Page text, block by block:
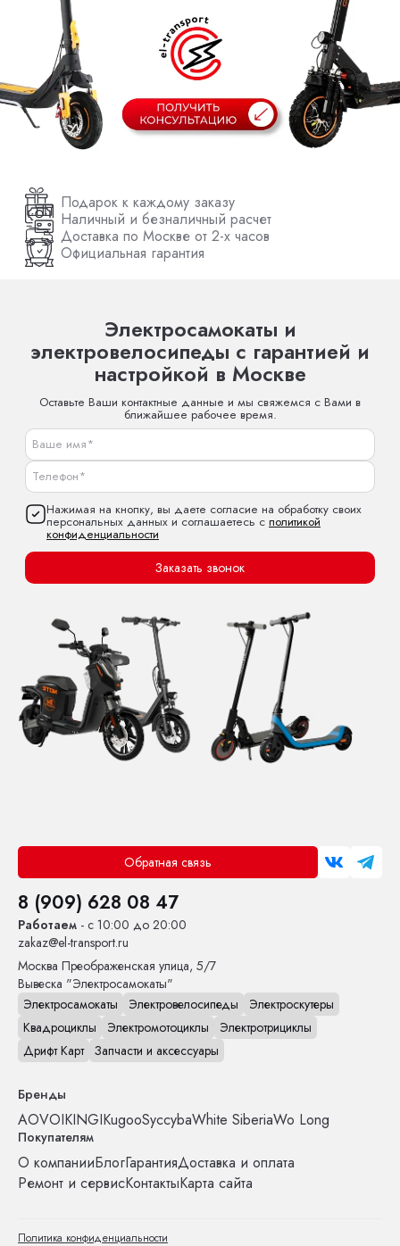
Подарок к каждому заказу
Наличный и безналичный расчет
Доставка по Москве от 2-х часов
Официальная гарантия
Электросамокаты и
электровелосипеды с гарантией и
настройкой в Москве
Оставьте Ваши контактные данные и мы свяжемся с Вами в
ближайшее рабочее время.
Нажимая на кнопку, вы даете согласие на обработку своих
персональных данных и соглашаетесь с политикой
конфиденциальности
Заказать звонок
Обратная связь
8 (909) 628 08 47
Работаем - с 10:00 до 20:00
zakaz@el-transport.ru
Москва Преображенская улица, 5/7
Вывеска "Электросамокаты"
Электросамокаты
Электровелосипеды
Электроскутеры
Квадроциклы
Электромотоциклы
Электротрициклы
Дрифт Карт Запчасти и аксессуары
Бренды
AOVOIKINGIKugooSyccybaWhite SiberiaWo Long
Покупателям
О компанииБлогГарантияДоставка и оплата
Ремонт и сервисКонтактыКарта сайта
Политика конфиденциальности